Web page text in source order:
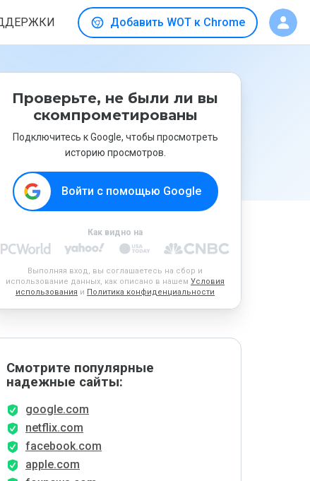
Добавить WOT к Chrome
Проверьте, не были ли вы
скомпрометированы
Подключитесь к Google, чтобы просмотреть
историю просмотров.
Войти с помощью Google
Как видно на
Выполняя вход, вы соглашаетесь на сбор и
использование данных, как описано в нашем Условия
использования и Политика конфиденциальности
Смотрите популярные
надежные сайты:
google.com
netflix.com
facebook.com
apple.com